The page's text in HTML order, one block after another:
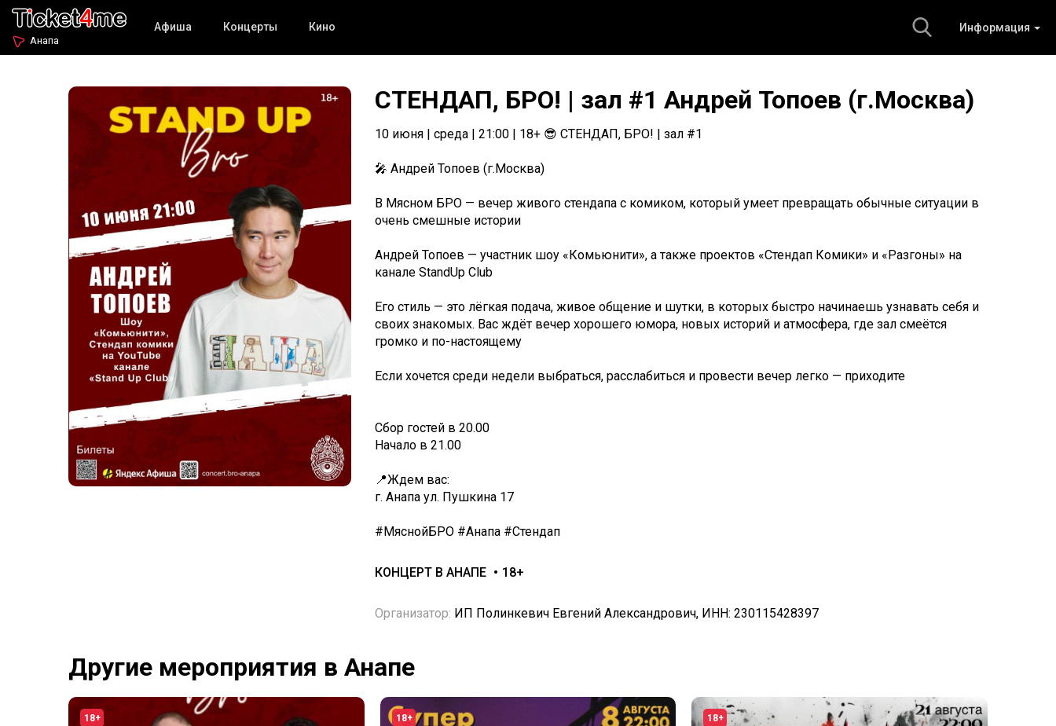
Анапа
Информация
Афиша Концерты Кино
СТЕНДАП, БРО! | зал #1 Андрей Топоев (г.Москва)
10 июня | среда | 21:00 | 18+ 😎 СТЕНДАП, БРО! | зал #1
🎤 Андрей Топоев (г.Москва)
В Мясном БРО — вечер живого стендапа с комиком, который умеет превращать обычные ситуации в
очень смешные истории
Андрей Топоев — участник шоу «Комьюнити», а также проектов «Стендап Комики» и «Разгоны» на
канале StandUp Club
Его стиль — это лёгкая подача, живое общение и шутки, в которых быстро начинаешь узнавать себя и
своих знакомых. Вас ждёт вечер хорошего юмора, новых историй и атмосфера, где зал смеётся
громко и по-настоящему
Если хочется среди недели выбраться, расслабиться и провести вечер легко — приходите
Сбор гостей в 20.00
Начало в 21.00
📍Ждем вас:
г. Анапа ул. Пушкина 17
#МяснойБРО #Анапа #Стендап
КОНЦЕРТ В АНАПЕ 18+
Организатор: ИП Полинкевич Евгений Александрович, ИНН: 230115428397
Другие мероприятия в Анапе
18+ 18+ 18+